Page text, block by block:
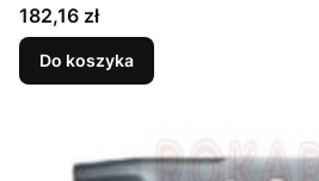
Cena
182,16 zł
Do koszyka